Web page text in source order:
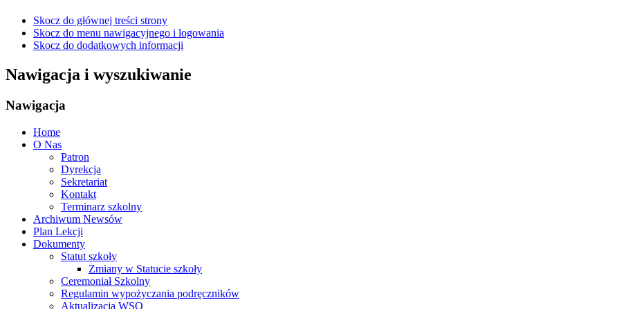
Skocz do głównej treści strony
Skocz do menu nawigacyjnego i logowania
Skocz do dodatkowych informacji
Nawigacja i wyszukiwanie
Nawigacja
Home
O Nas
Patron
Dyrekcja
Sekretariat
Kontakt
Terminarz szkolny
Archiwum Newsów
Plan Lekcji
Dokumenty
Statut szkoły
Zmiany w Statucie szkoły
Ceremoniał Szkolny
Regulamin wypożyczania podręczników
Aktualizacja WSO